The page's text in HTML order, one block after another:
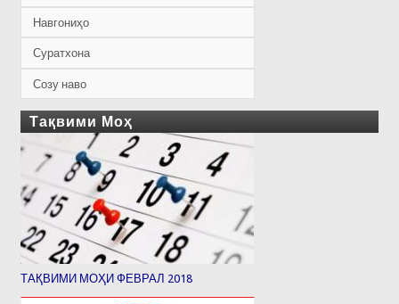
Навгониҳо
Суратхона
Созу наво
Тақвими Моҳ
ТАҚВИМИ МОҲИ ФЕВРАЛ 2018